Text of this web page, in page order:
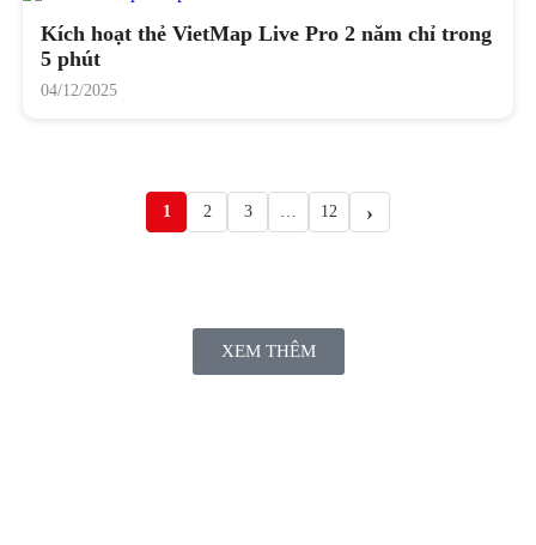
Kích hoạt thẻ VietMap Live Pro 2 năm chỉ trong
5 phút
04/12/2025
1 2 3 … 12
XEM THÊM